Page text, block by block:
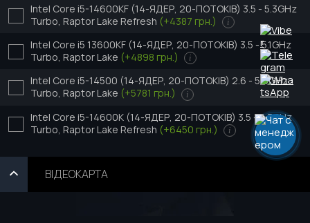
Intel Core i5-14600KF (14-ЯДЕР, 20-ПОТОКІВ) 3.5 - 5.3GHz
Turbo, Raptor Lake Refresh (+4387 грн.) i
Intel Core i5 13600KF (14-ЯДЕР, 20-ПОТОКІВ) 3.5 - 5.1GHz
Turbo, Raptor Lake (+4898 грн.) i
Intel Core i5-14500 (14-ЯДЕР, 20-ПОТОКІВ) 2.6 - 5.0GHz
Turbo, Raptor Lake (+5781 грн.) i
Intel Core i5-14600K (14-ЯДЕР, 20-ПОТОКІВ) 3.5 - 5.3GHz
Turbo, Raptor Lake Refresh (+6450 грн.) i
ВІДЕОКАРТА